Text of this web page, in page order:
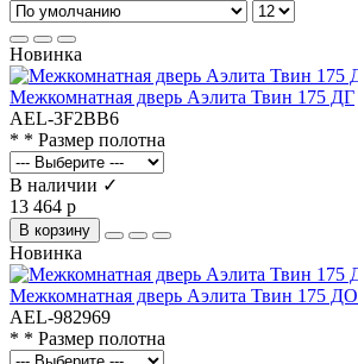
Новинка
Межкомнатная дверь Аэлита Твин 175 ДГ
AEL-3F2BB6
* * Размер полотна
В наличии ✓
13 464 р
В корзину
Новинка
Межкомнатная дверь Аэлита Твин 175 ДО
AEL-982969
* * Размер полотна